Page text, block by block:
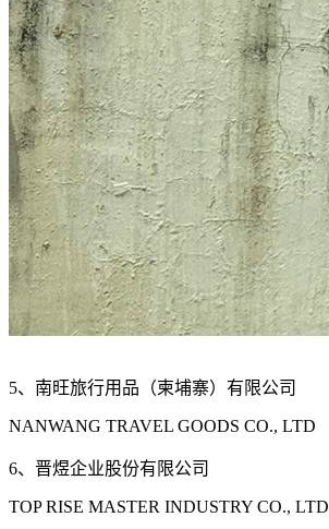
5、南旺旅行用品（柬埔寨）有限公司
NANWANG TRAVEL GOODS CO., LTD
6、晋煜企业股份有限公司
TOP RISE MASTER INDUSTRY CO., LTD